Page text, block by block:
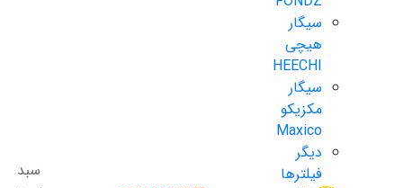
سیگار
هیچی
HEECHI
سیگار
مکزیکو
Maxico
دیگر
فیلترها
سبد